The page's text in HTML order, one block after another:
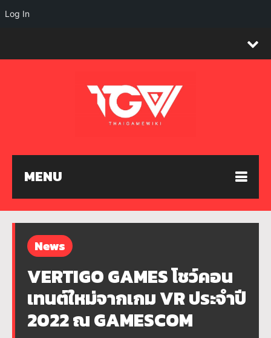
MENU
News
VERTIGO GAMES โชว์คอน
เทนต์ใหม่จากเกม VR ประจำปี
2022 ณ GAMESCOM
Log In